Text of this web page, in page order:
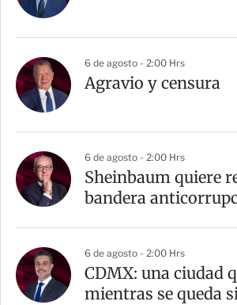
6 de agosto - 2:00 Hrs
Agravio y censura
6 de agosto - 2:00 Hrs
Sheinbaum quiere
bandera
6 de agosto - 2:00 Hrs
CDMX: una ciudad
mientras se queda